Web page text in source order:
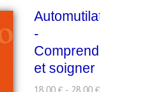
Automutilations
-
Comprendre
et soigner